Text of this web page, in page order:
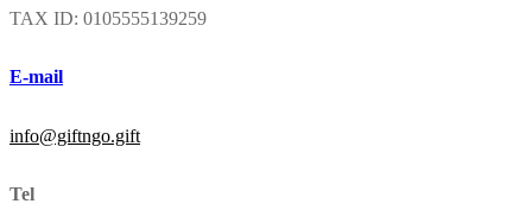
TAX ID: 0105555139259
E-mail
info@giftngo.gift
Tel